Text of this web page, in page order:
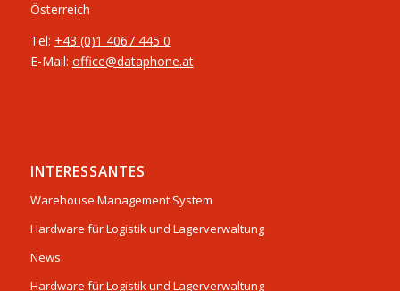
Österreich
Tel: +43 (0)1 4067 445 0
E-Mail: office@dataphone.at
INTERESSANTES
Warehouse Management System
Hardware für Logistik und Lagerverwaltung
News
Hardware für Logistik und Lagerverwaltung